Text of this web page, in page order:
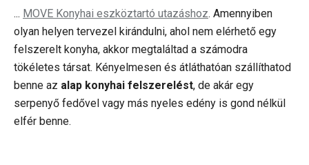
... MOVE Konyhai eszköztartó utazáshoz. Amennyiben
olyan helyen tervezel kirándulni, ahol nem elérhető egy
felszerelt konyha, akkor megtaláltad a számodra
tökéletes társat. Kényelmesen és átláthatóan szállíthatod
benne az alap konyhai felszerelést, de akár egy
serpenyő fedővel vagy más nyeles edény is gond nélkül
elfér benne.